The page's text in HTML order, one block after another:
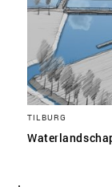
TILBURG